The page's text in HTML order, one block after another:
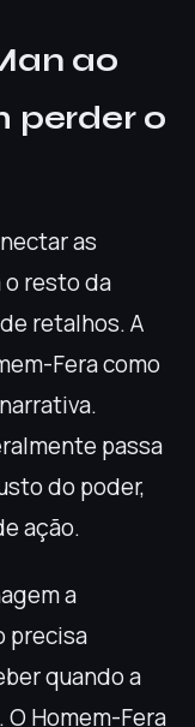
ao
perder o
as
o resto da
retalhos. A
Fera como
passa
do poder,
ação.
a
precisa
quando a
Homem-Fera